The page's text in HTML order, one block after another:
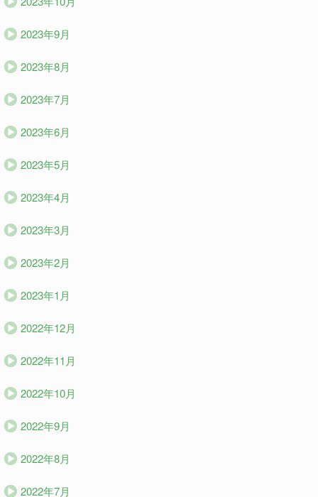
2023年9月
2023年8月
2023年7月
2023年6月
2023年5月
2023年4月
2023年3月
2023年2月
2023年1月
2022年12月
2022年11月
2022年10月
2022年9月
2022年8月
2022年7月